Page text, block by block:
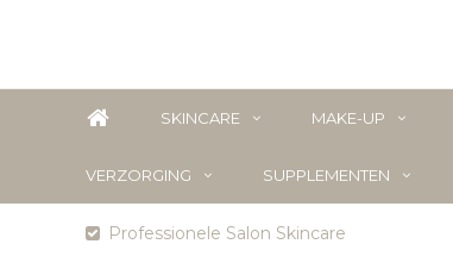
SKINCARE MAKE-UP
VERZORGING SUPPLEMENTEN
Professionele Salon Skincare